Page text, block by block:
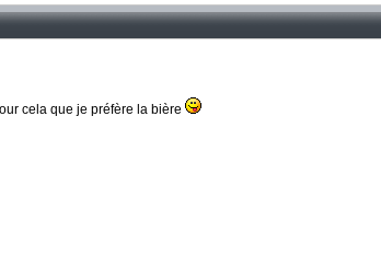
cela que je préfère la bière